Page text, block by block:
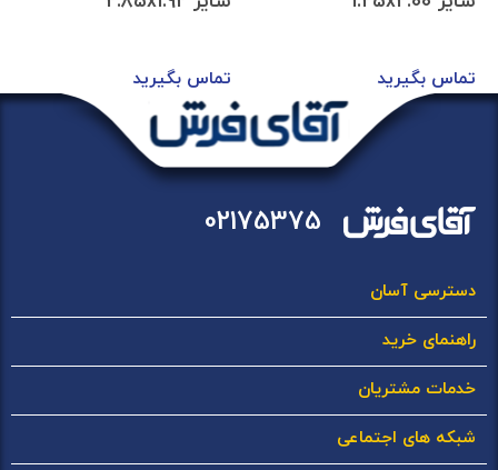
بگیرید تماس بگیرید
02175375
دسترسی آسان
راهنمای خرید
خدمات مشتریان
شبکه های اجتماعی